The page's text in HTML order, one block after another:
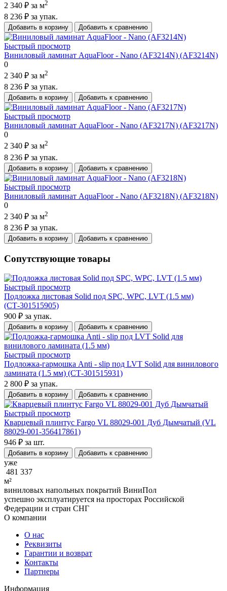
2 340 ₽ за м2
8 236 ₽ за упак.
Добавить в корзину Добавить к сравнению
Быстрый просмотр
Виниловый ламинат AquaFloor - Nano (AF3214N) (AF3214N)
0
2 340 ₽ за м2
8 236 ₽ за упак.
Добавить в корзину Добавить к сравнению
Быстрый просмотр
Виниловый ламинат AquaFloor - Nano (AF3217N) (AF3217N)
0
2 340 ₽ за м2
8 236 ₽ за упак.
Добавить в корзину Добавить к сравнению
Быстрый просмотр
Виниловый ламинат AquaFloor - Nano (AF3218N) (AF3218N)
0
2 340 ₽ за м2
8 236 ₽ за упак.
Добавить в корзину Добавить к сравнению
Сопутствующие товары
Быстрый просмотр
Подложка листовая Solid под SPC, WPC, LVT (1.5 мм)
(СТ-301515905)
900 ₽ за упак.
Добавить в корзину Добавить к сравнению
Быстрый просмотр
Подложка-гармошка Anti - slip под LVT Solid для винилового
ламината (1.5 мм) (СТ-301515931)
2 800 ₽ за упак.
Добавить в корзину Добавить к сравнению
Быстрый просмотр
Кварцевый плинтус Fargo VL 88029-001 Дуб Дымчатый (VL
88029-001-356417861)
946 ₽ за шт.
Добавить в корзину Добавить к сравнению
уже
481 337
м²
виниловых напольных покрытий ВиниПол
успешно эксплуатируется на просторах Российской
Федерации и стран СНГ
О компании
О нас
Реквизиты
Гарантии и возврат
Контакты
Партнеры
Информация